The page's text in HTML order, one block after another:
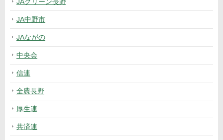
JA中野市
JAながの
中央会
信連
全農長野
厚生連
共済連